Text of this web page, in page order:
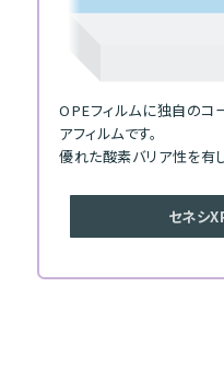
OPEフィルムに独自のコ
アフィルムです。
優れた酸素バリア性を有し
セネシ